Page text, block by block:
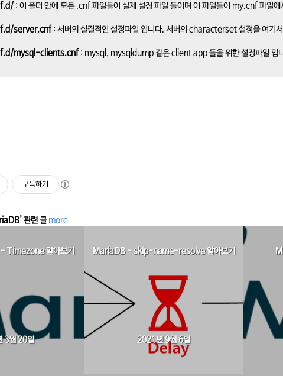
: 이 폴더 안에 모든 .cnf 파일들이 실제 설정 파일 들이며 이 파일들이 my.cnf 파일
server.cnf: 서버의 실질적인 설정파일 입니다. 서버의 characterset 설정을 여기
mysql-clients.cnf: mysql, mysqldump 같은 client app 들을 위한 설정파일 입
구독하기
관련 글 more
Timezone 알아보기
3월 20일
MariaDB - skip-name-resolve 알아보기
2021년 9월 6일